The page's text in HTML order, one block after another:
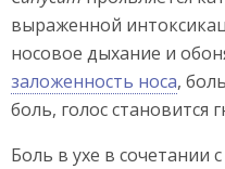
выраженной
носовое дыхание и
заложенность носа,
боль, голос становится
Боль в ухе в сочетании